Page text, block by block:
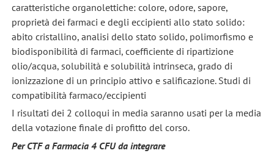
caratteristiche organolettiche: colore, odore, sapore,
proprietà dei farmaci e degli eccipienti allo stato solido:
abito cristallino, analisi dello stato solido, polimorfismo e
biodisponibilità di farmaci, coefficiente di ripartizione
olio/acqua, solubilità e solubilità intrinseca, grado di
ionizzazione di un principio attivo e salificazione. Studi di
compatibilità farmaco/eccipienti
I risultati dei 2 colloqui in media saranno usati per la media
della votazione finale di profitto del corso.
Per CTF a Farmacia 4 CFU da integrare